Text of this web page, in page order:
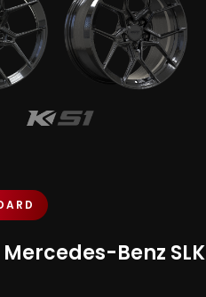
Benz SLK